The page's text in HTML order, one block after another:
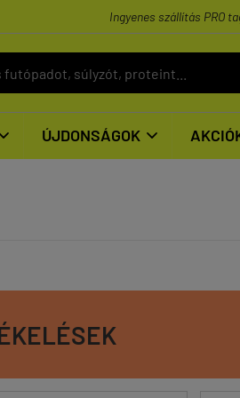
Ingyenes szállítás PRO
ÚJDONSÁGOK 